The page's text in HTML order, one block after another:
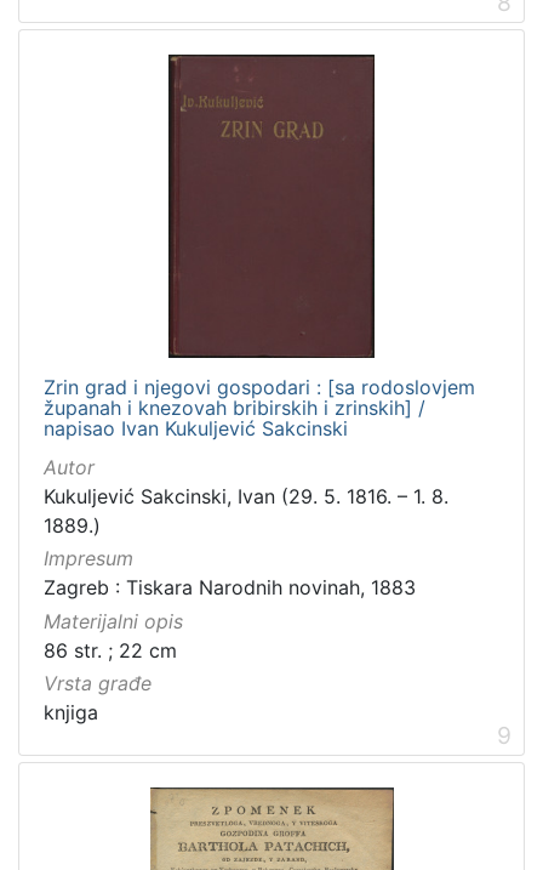
Zrin grad i njegovi gospodari : [sa rodoslovjem
županah i knezovah bribirskih i zrinskih] /
napisao Ivan Kukuljević Sakcinski
Autor
Kukuljević Sakcinski, Ivan (29. 5. 1816. – 1. 8.
1889.)
Impresum
Zagreb : Tiskara Narodnih novinah, 1883
Materijalni opis
86 str. ; 22 cm
Vrsta građe
knjiga
9